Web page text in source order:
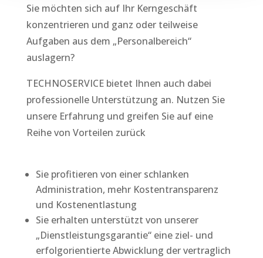
Sie möchten sich auf Ihr Kerngeschäft
konzentrieren und ganz oder teilweise
Aufgaben aus dem „Personalbereich“
auslagern?
TECHNOSERVICE bietet Ihnen auch dabei
professionelle Unterstützung an. Nutzen Sie
unsere Erfahrung und greifen Sie auf eine
Reihe von Vorteilen zurück
Sie profitieren von einer schlanken
Administration, mehr Kostentransparenz
und Kostenentlastung
Sie erhalten unterstützt von unserer
„Dienstleistungsgarantie“ eine ziel- und
erfolgorientierte Abwicklung der vertraglich